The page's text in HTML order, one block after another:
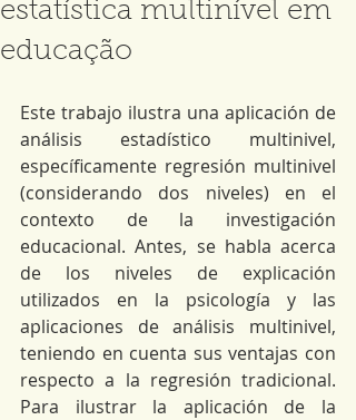
estatística multinível em
educação
Este trabajo ilustra una aplicación de
análisis estadístico multinivel,
específicamente regresión multinivel
(considerando dos niveles) en el
contexto de la investigación
educacional. Antes, se habla acerca
de los niveles de explicación
utilizados en la psicología y las
aplicaciones de análisis multinivel,
teniendo en cuenta sus ventajas con
respecto a la regresión tradicional.
Para ilustrar la aplicación de la